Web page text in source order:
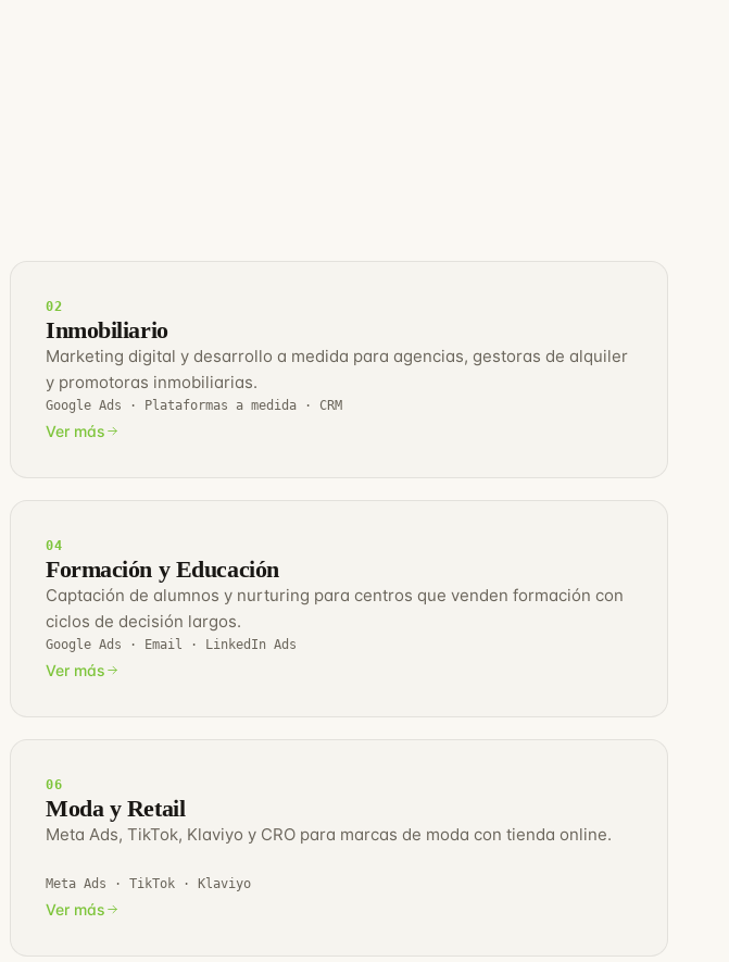
02
Inmobiliario
Marketing digital y desarrollo a medida para agencias, gestoras de alquiler
y promotoras inmobiliarias.
Google Ads · Plataformas a medida · CRM
Ver más
04
Formación y Educación
Captación de alumnos y nurturing para centros que venden formación con
ciclos de decisión largos.
Google Ads · Email · LinkedIn Ads
Ver más
06
Moda y Retail
Meta Ads, TikTok, Klaviyo y CRO para marcas de moda con tienda online.
Meta Ads · TikTok · Klaviyo
Ver más